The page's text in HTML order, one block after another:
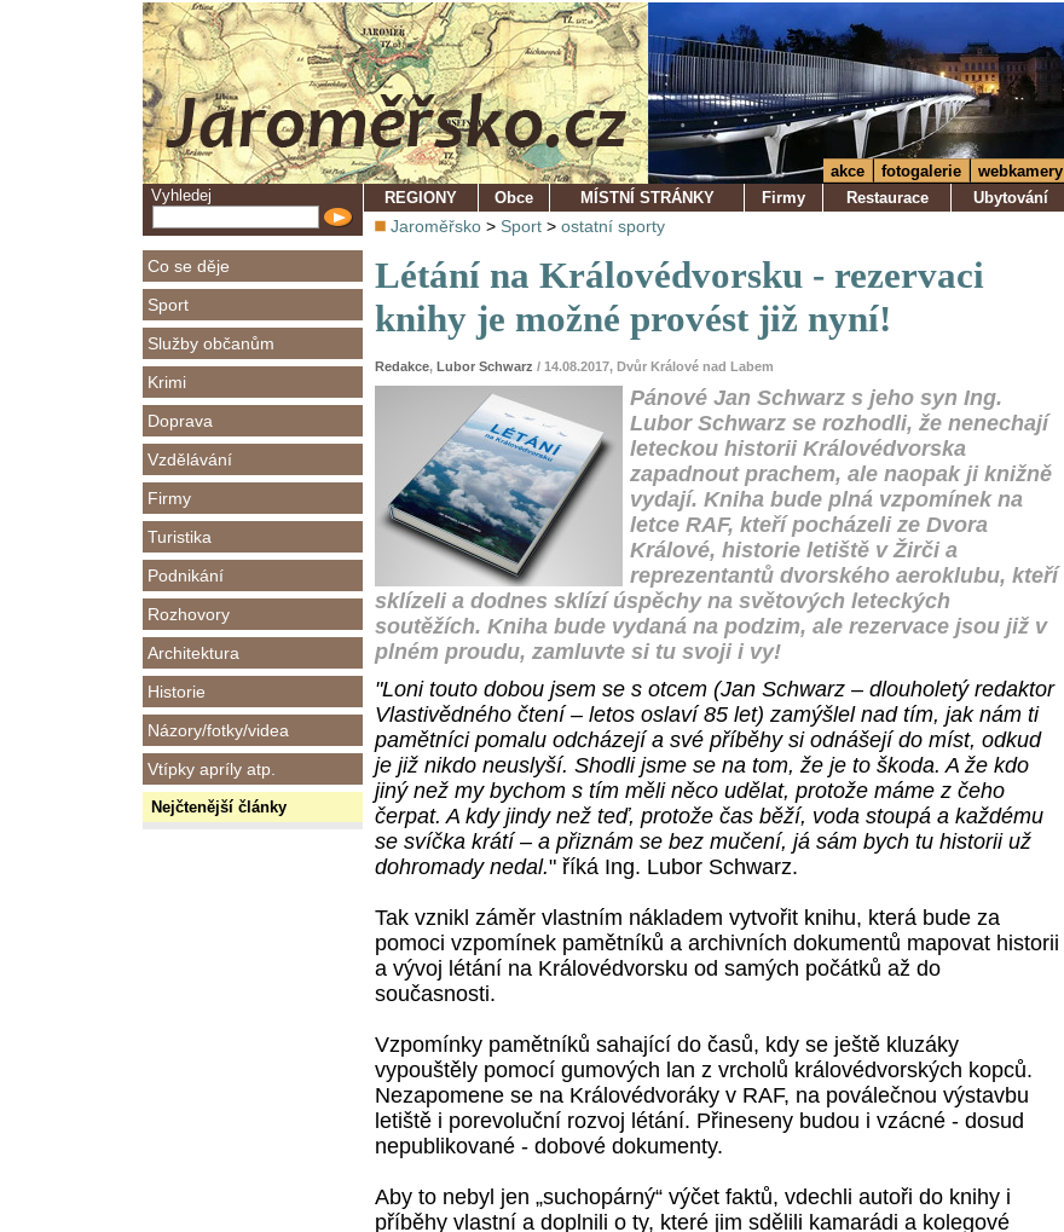
Vyhledej
Co se děje
Sport
Služby občanům
Krimi
Doprava
Vzdělávání
Firmy
Turistika
Podnikání
Rozhovory
Architektura
Historie
Názory/fotky/videa
Vtípky apríly atp.
Nejčtenější články
akce fotogalerie
webkamery
REGIONY
Obce MÍSTNÍ STRÁNKY Firmy Restaurace Ubytování
Jaroměřsko > Sport > ostatní sporty
Létání na Královédvorsku - rezervaci
knihy je možné provést již nyní!
Redakce, Lubor Schwarz / 14.08.2017, Dvůr Králové nad Labem
Pánové Jan Schwarz s jeho syn Ing.
Lubor Schwarz se rozhodli, že nenechají
leteckou historii Královédvorska
zapadnout prachem, ale naopak ji knižně
vydají. Kniha bude plná vzpomínek na
letce RAF, kteří pocházeli ze Dvora
Králové, historie letiště v Žirči a
reprezentantů dvorského aeroklubu, kteří
sklízeli a dodnes sklízí úspěchy na světových leteckých
soutěžích. Kniha bude vydaná na podzim, ale rezervace jsou již v
plném proudu, zamluvte si tu svoji i vy!
"Loni touto dobou jsem se s otcem (Jan Schwarz – dlouholetý redaktor
Vlastivědného čtení – letos oslaví 85 let) zamýšlel nad tím, jak nám ti
pamětníci pomalu odcházejí a své příběhy si odnášejí do míst, odkud
je již nikdo neuslyší. Shodli jsme se na tom, že je to škoda. A že kdo
jiný než my bychom s tím měli něco udělat, protože máme z čeho
čerpat. A kdy jindy než teď, protože čas běží, voda stoupá a každému
se svíčka krátí – a přiznám se bez mučení, já sám bych tu historii už
dohromady nedal." říká Ing. Lubor Schwarz.
Tak vznikl záměr vlastním nákladem vytvořit knihu, která bude za
pomoci vzpomínek pamětníků a archivních dokumentů mapovat historii
a vývoj létání na Královédvorsku od samých počátků až do
současnosti.
Vzpomínky pamětníků sahající do časů, kdy se ještě kluzáky
vypouštěly pomocí gumových lan z vrcholů královédvorských kopců.
Nezapomene se na Královédvoráky v RAF, na poválečnou výstavbu
letiště i porevoluční rozvoj létání. Přineseny budou i vzácné - dosud
nepublikované - dobové dokumenty.
Aby to nebyl jen „suchopárný“ výčet faktů, vdechli autoři do knihy i
příběhy vlastní a doplnili o ty, které jim sdělili kamarádi a kolegové